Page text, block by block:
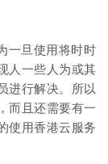
一旦使用将时时
人一些人为或其
进行解决。所以
而且还需要有一
使用香港云服务